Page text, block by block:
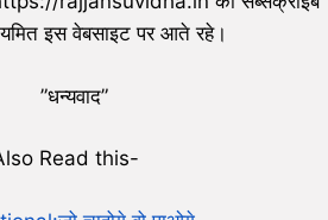
इस वेबसाइट पर आते रहे।
”धन्यवाद”
Read this-